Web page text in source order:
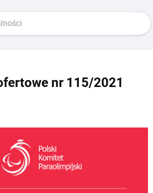
nr 115/2021